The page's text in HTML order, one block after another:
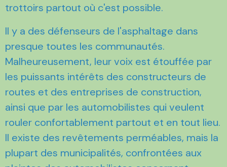
trottoirs partout où c'est possible.
Il y a des défenseurs de l'asphaltage dans
presque toutes les communautés.
Malheureusement, leur voix est étouffée par
les puissants intérêts des constructeurs de
routes et des entreprises de construction,
ainsi que par les automobilistes qui veulent
rouler confortablement partout et en tout lieu.
Il existe des revêtements perméables, mais la
plupart des municipalités, confrontées aux